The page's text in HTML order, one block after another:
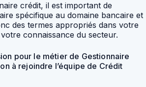
crédit, il est important de
spécifique au domaine bancaire et
des termes appropriés dans votre
connaissance du secteur.
pour le métier de Gestionnaire
à rejoindre l’équipe de Crédit